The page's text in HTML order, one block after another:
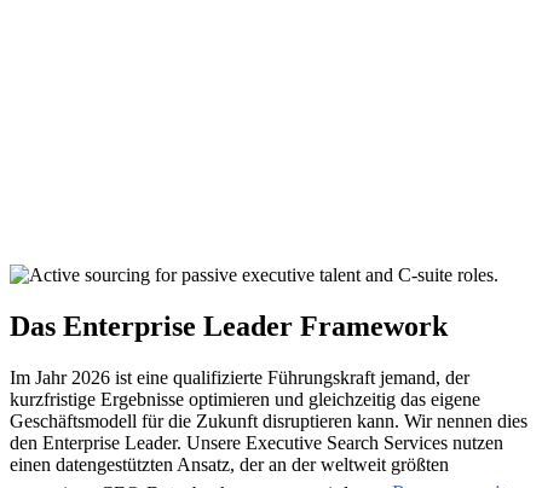
Das Enterprise Leader Framework
Im Jahr 2026 ist eine qualifizierte Führungskraft jemand, der
kurzfristige Ergebnisse optimieren und gleichzeitig das eigene
Geschäftsmodell für die Zukunft disruptieren kann. Wir nennen dies
den Enterprise Leader. Unsere Executive Search Services nutzen
einen datengestützten Ansatz, der an der weltweit größten